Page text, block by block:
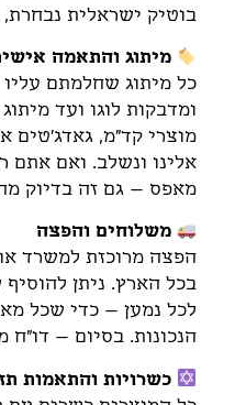
בוטיק ישראלית
מיתוג והתאמה
כל מיתוג שחלמתם
ומדבקות לוגו ועד
מוצרי קד"מ, גאדג'טים
אלינו ונשלב. ואם אתם
מאפס – גם זה בדיוק
משלוחים והפצה
הפצה מרוכזת למשרד
בכל הארץ. ניתן להוסיף
לכל נמען – כדי שכל
הנכונות. בסיום – דו"ח
כשרויות והתאמות